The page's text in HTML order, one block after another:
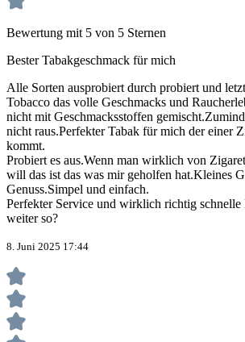
Bewertung mit 5 von 5 Sternen
Bester Tabakgeschmack für mich
Alle Sorten ausprobiert durch probiert und
Tobacco das volle Geschmacks und
nicht mit Geschmacksstoffen
nicht raus.Perfekter Tabak für mich der einer
kommt.
Probiert es aus.Wenn man wirklich von
will das ist das was mir geholfen hat.Kleines
Genuss.Simpel und einfach.
Perfekter Service und wirklich richtig
weiter so?
8. Juni 2025 17:44